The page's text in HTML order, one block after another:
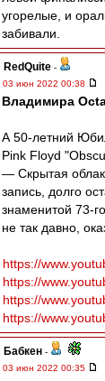
угорелые, и
забивали.
RedQuite -
03 июн 2022 00:38
Владимира
А 50-летний
Pink Floyd
— Скрытая
запись, долго
знаменитой 73-
не так давно,
https://
https://
https://
https://
Бабкен -
03 июн 2022 00:35